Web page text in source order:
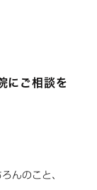
にご相談を
んのこと、